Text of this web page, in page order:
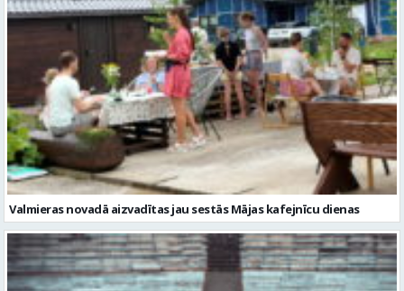
Valmieras novadā aizvadītas jau sestās Mājas kafejnīcu dienas